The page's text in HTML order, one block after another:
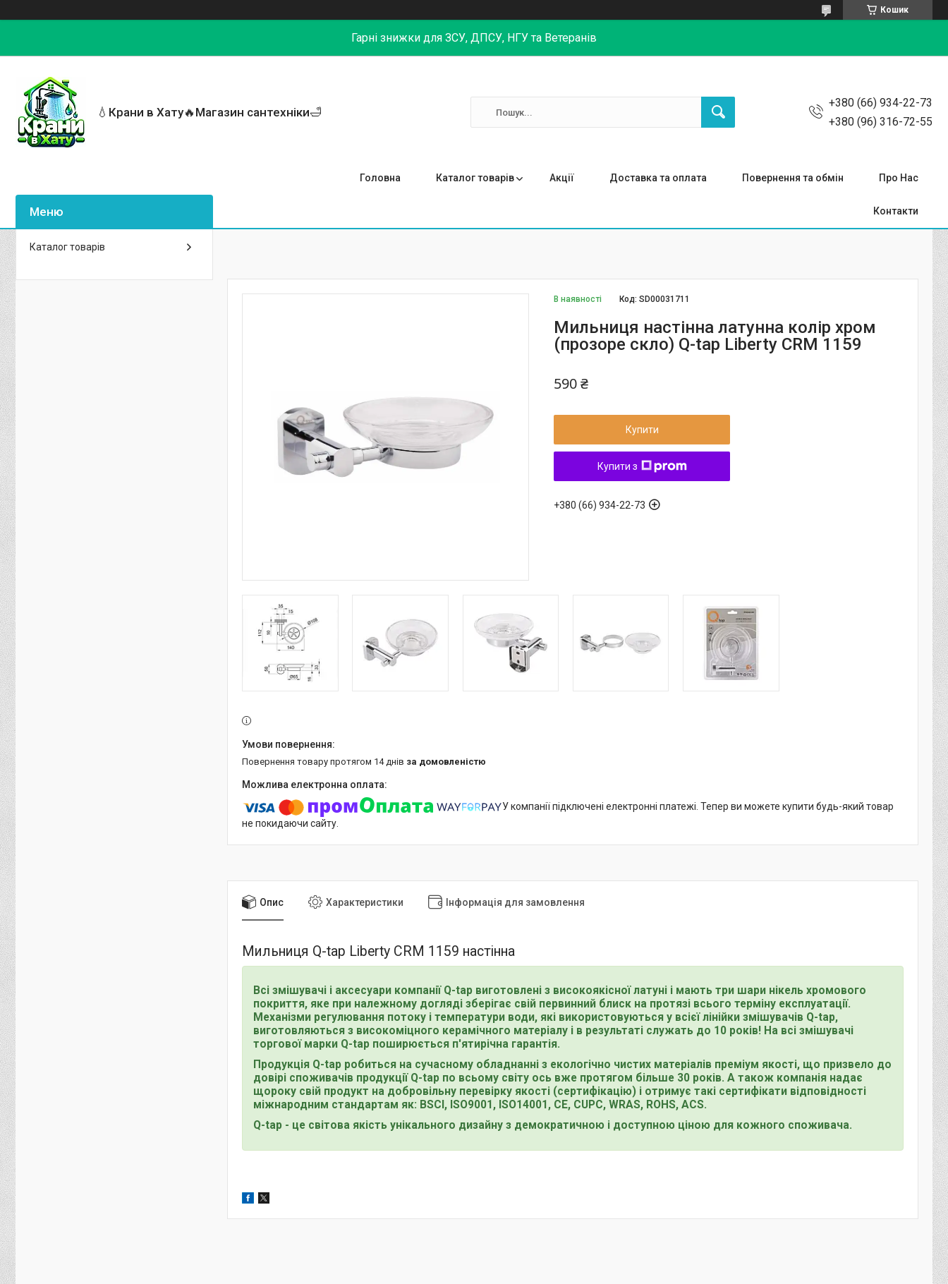
Кошик
Гарні знижки для ЗСУ, ДПСУ, НГУ та Ветеранів
💧Крани в Хату🔥Магазин сантехніки🛁
+380 (66) 934-22-73
+380 (96) 316-72-55
Головна Каталог товарів Акції Доставка та оплата Повернення та обмін Про Нас
Контакти
В наявності Код:SD00031711
Мильниця настінна латунна колір хром
(прозоре скло) Q-tap Liberty CRM 1159
590 ₴
Купити
Купити з
+380 (66) 934-22-73
повернення товару протягом 14 днів за домовленістю
У компанії підключені електронні платежі. Тепер ви можете купити будь-який товар
не покидаючи сайту.
Опис Характеристики Інформація для замовлення
Мильниця Q-tap Liberty CRM 1159 настінна
Всі змішувачі і аксесуари компанії Q-tap виготовлені з високоякісної латуні і мають три шари нікель хромового
покриття, яке при належному догляді зберігає свій первинний блиск на протязі всього терміну експлуатації.
Механізми регулювання потоку і температури води, які використовуються у всієї лінійки змішувачів Q-tap,
виготовляються з високоміцного керамічного матеріалу і в результаті служать до 10 років! На всі змішувачі
торгової марки Q-tap поширюється п'ятирічна гарантія.
Продукція Q-tap робиться на сучасному обладнанні з екологічно чистих матеріалів преміум якості, що призвело до
довірі споживачів продукції Q-tap по всьому світу ось вже протягом більше 30 років. А також компанія надає
щороку свій продукт на добровільну перевірку якості (сертифікацію) і отримує такі сертифікати відповідності
міжнародним стандартам як: BSCI, ISO9001, ISO14001, CE, CUPC, WRAS, ROHS, ACS.
Q-tap - це світова якість унікального дизайну з демократичною і доступною ціною для кожного споживача.
Каталог товарів